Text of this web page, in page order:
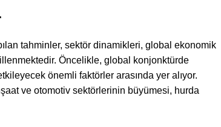
tahminler, sektör dinamikleri, global ekonomik
Öncelikle, global konjonktürde
önemli faktörler arasında yer alıyor.
ve otomotiv sektörlerinin büyümesi, hurda